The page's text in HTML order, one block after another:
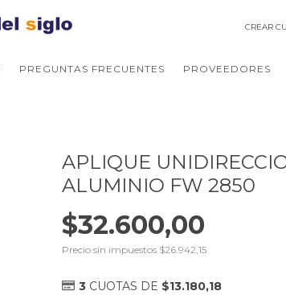
CREAR
PREGUNTAS FRECUENTES PROVEEDORES
APLIQUE
ALUMINIO FW 2850
$32.600,00
Precio sin impuestos $26.942,15
3 CUOTAS DE $13.180,18